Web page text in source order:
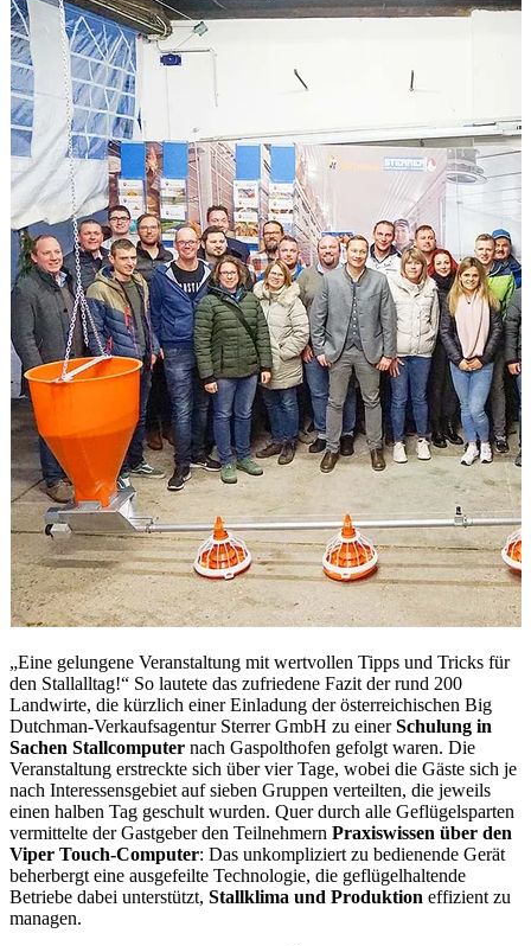
„Eine gelungene Veranstaltung mit wertvollen Tipps und Tricks für
den Stallalltag!“ So lautete das zufriedene Fazit der rund 200
Landwirte, die kürzlich einer Einladung der österreichischen Big
Dutchman-Verkaufsagentur Sterrer GmbH zu einerSchulung in
Sachen Stallcomputer nach Gaspolthofen gefolgt waren. Die
Veranstaltung erstreckte sich über vier Tage, wobei die Gäste sich je
nach Interessensgebiet auf sieben Gruppen verteilten, die jeweils
einen halben Tag geschult wurden. Quer durch alle Geflügelsparten
vermittelte der Gastgeber den Teilnehmern Praxiswissen über den
Viper Touch-Computer: Das unkompliziert zu bedienende Gerät
beherbergt eine ausgefeilte Technologie, die geflügelhaltende
Betriebe dabei unterstützt, Stallklima und Produktion effizient zu
managen.